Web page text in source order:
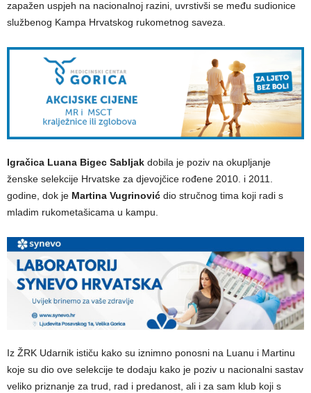
zapažen uspjeh na nacionalnoj razini, uvrstivši se među sudionice
službenog Kampa Hrvatskog rukometnog saveza.
Igračica Luana Bigec Sabljak dobila je poziv na okupljanje
ženske selekcije Hrvatske za djevojčice rođene 2010. i 2011.
godine, dok je Martina Vugrinović dio stručnog tima koji radi s
mladim rukometašicama u kampu.
Iz ŽRK Udarnik ističu kako su iznimno ponosni na Luanu i Martinu
koje su dio ove selekcije te dodaju kako je poziv u nacionalni sastav
veliko priznanje za trud, rad i predanost, ali i za sam klub koji s